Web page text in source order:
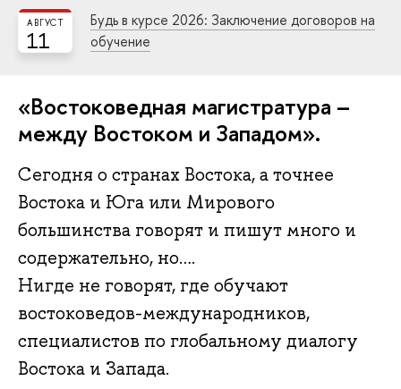
11
АВГУСТ
Будь в курсе 2026: Заключение договоров на
обучение
«Востоковедная магистратура –
между Востоком и Западом».
Сегодня о странах Востока, а точнее
Востока и Юга или Мирового
большинства говорят и пишут много и
содержательно, но….
Нигде не говорят, где обучают
востоковедов-международников,
специалистов по глобальному диалогу
Востока и Запада.